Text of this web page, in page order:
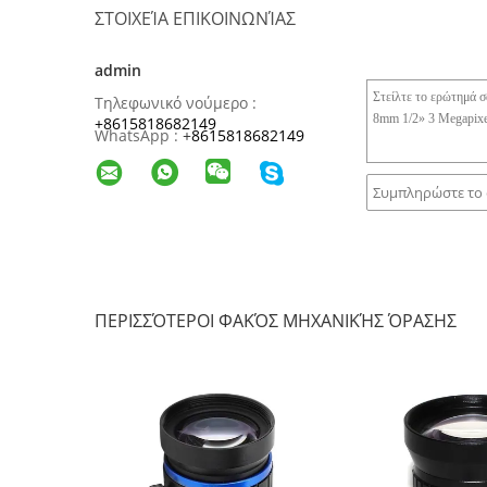
ΣΤΟΙΧΕΊΑ ΕΠΙΚΟΙΝΩΝΊΑΣ
admin
Τηλεφωνικό νούμερο :
+8615818682149
WhatsApp :+8615818682149
ΠΕΡΙΣΣΌΤΕΡΟΙ ΦΑΚΌΣ ΜΗΧΑΝΙΚΉΣ ΌΡΑΣΗΣ